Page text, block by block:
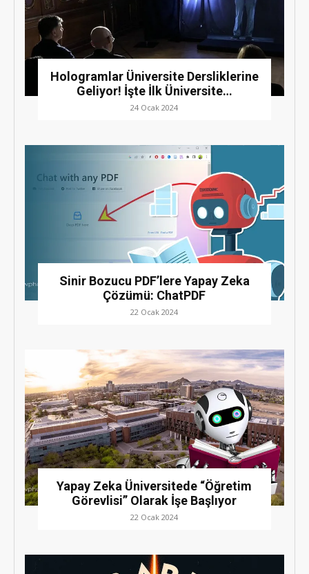
Hologramlar Üniversite Dersliklerine
Geliyor! İşte İlk Üniversite…
24 Ocak 2024
Sinir Bozucu PDF’lere Yapay Zeka
Çözümü: ChatPDF
22 Ocak 2024
Yapay Zeka Üniversitede “Öğretim
Görevlisi” Olarak İşe Başlıyor
22 Ocak 2024